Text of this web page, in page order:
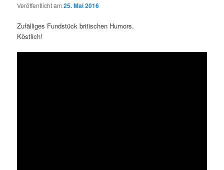
Veröffentlicht am25. Mai 2016
Zufälliges Fundstück britischen Humors.
Köstlich!